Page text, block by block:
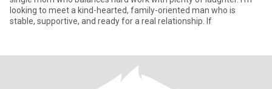
looking to meet a kind-hearted, family-oriented man who is
stable, supportive, and ready for a real relationship. If